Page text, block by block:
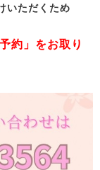
いただくため
約」をお取り